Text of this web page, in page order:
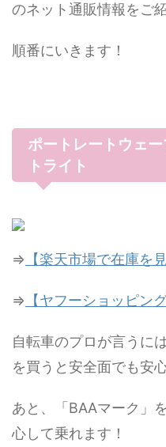
のネット通販情報をご
順番にいきます！
ポートレートウェ
トライト
⇒ 【楽天市場で在庫を見
⇒ 【ヤフーショッピン
自転車のプロが言うに
を買うと安全面でも安
あと、「BAAマーク」
心して乗れます！